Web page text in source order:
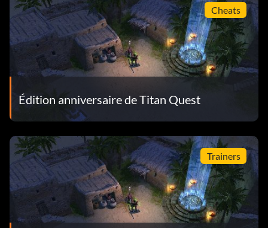
Cheats
Édition anniversaire de Titan Quest
Trainers